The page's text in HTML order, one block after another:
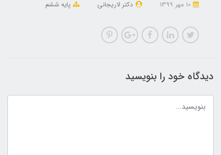
دکتر لاریجانی پایه ششم
دیدگاه خود را بنویسید